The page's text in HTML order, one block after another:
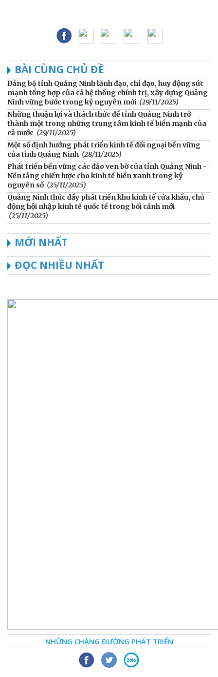
BÀI CÙNG CHỦ ĐỀ
Đảng bộ tỉnh Quảng Ninh lãnh đạo, chỉ đạo, huy động sức
mạnh tổng hợp của cả hệ thống chính trị, xây dựng Quảng
Ninh vững bước trong kỷ nguyên mới (29/11/2025)
Những thuận lợi và thách thức để tỉnh Quảng Ninh trở
thành một trong những trung tâm kinh tế biển mạnh của
cả nước (29/11/2025)
Một số định hướng phát triển kinh tế đối ngoại bền vững
của tỉnh Quảng Ninh (28/11/2025)
Phát triển bền vững các đảo ven bờ của tỉnh Quảng Ninh -
Nền tảng chiến lược cho kinh tế biển xanh trong kỷ
nguyên số (25/11/2025)
Quảng Ninh thúc đẩy phát triển khu kinh tế cửa khẩu, chủ
động hội nhập kinh tế quốc tế trong bối cảnh mới
(25/11/2025)
MỚI NHẤT
ĐỌC NHIỀU NHẤT
NHỮNG CHẶNG ĐƯỜNG PHÁT TRIỂN